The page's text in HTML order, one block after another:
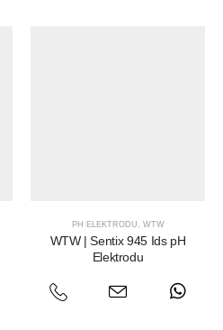
PH ELEKTRODU , WTW
WTW | Sentix 945 Ids pH
Elektrodu